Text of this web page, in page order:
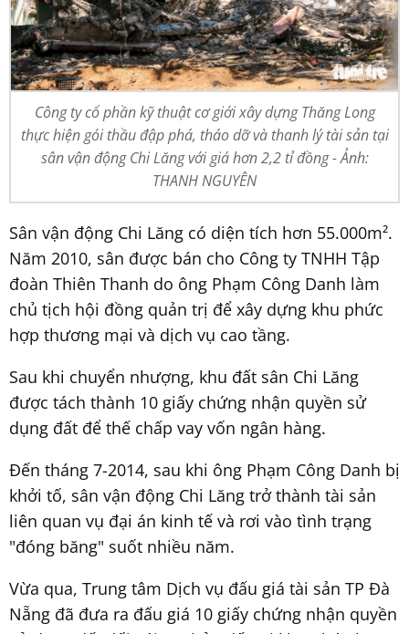
Công ty cổ phần kỹ thuật cơ giới xây dựng Thăng Long
thực hiện gói thầu đập phá, tháo dỡ và thanh lý tài sản tại
sân vận động Chi Lăng với giá hơn 2,2 tỉ đồng - Ảnh:
THANH NGUYÊN
Sân vận động Chi Lăng có diện tích hơn 55.000m².
Năm 2010, sân được bán cho Công ty TNHH Tập
đoàn Thiên Thanh do ông Phạm Công Danh làm
chủ tịch hội đồng quản trị để xây dựng khu phức
hợp thương mại và dịch vụ cao tầng.
Sau khi chuyển nhượng, khu đất sân Chi Lăng
được tách thành 10 giấy chứng nhận quyền sử
dụng đất để thế chấp vay vốn ngân hàng.
Đến tháng 7-2014, sau khi ông Phạm Công Danh bị
khởi tố, sân vận động Chi Lăng trở thành tài sản
liên quan vụ đại án kinh tế và rơi vào tình trạng
"đóng băng" suốt nhiều năm.
Vừa qua, Trung tâm Dịch vụ đấu giá tài sản TP Đà
Nẵng đã đưa ra đấu giá 10 giấy chứng nhận quyền